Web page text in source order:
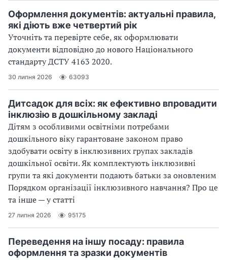
Оформлення документів: актуальні правила,
які діють вже четвертий рік
Уточніть та перевірте себе, як оформлювати
документи відповідно до нового Націо­нального
стандарту ДСТУ 4163 2020.
30 липня 2026 63093
Дитсадок для всіх: як ефективно впровадити
інклюзію в дошкільному закладі
Дітям з особливими освітніми потребами
дошкільного віку гарантоване законом право
здобувати освіту в інклюзивних групах закладів
дошкільної освіти. Як комплектують інклюзивні
групи та які документи подають батьки за оновленим
Порядком організації інклюзивного навчання? Про це
та інше — у статті
27 липня 2026 95175
Переведення на іншу посаду: правила
оформлення та зразки документів